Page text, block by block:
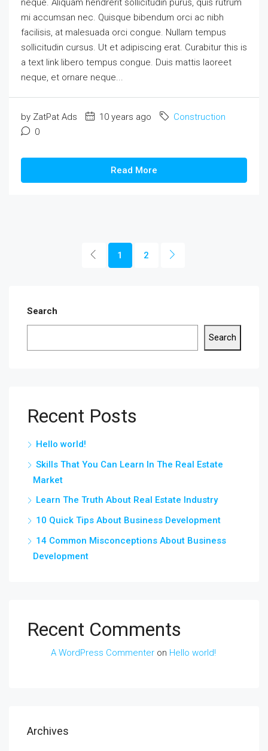
neque. Aliquam hendrerit sollicitudin purus, quis rutrum
mi accumsan nec. Quisque bibendum orci ac nibh
facilisis, at malesuada orci congue. Nullam tempus
sollicitudin cursus. Ut et adipiscing erat. Curabitur this is
a text link libero tempus congue. Duis mattis laoreet
neque, et ornare neque...
by ZatPat Ads 10 years ago
Construction
0
Read More
1 2
Search
Search
Recent Posts
Hello world!
Skills That You Can Learn In The Real Estate
Market
Learn The Truth About Real Estate Industry
10 Quick Tips About Business Development
14 Common Misconceptions About Business
Development
Recent Comments
A WordPress Commenter on Hello world!
Archives